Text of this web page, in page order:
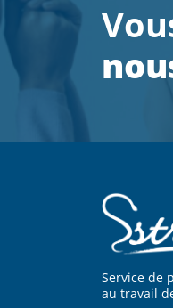
Service de
au travail